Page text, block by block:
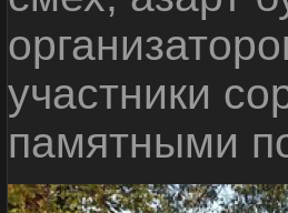
участники
памятными